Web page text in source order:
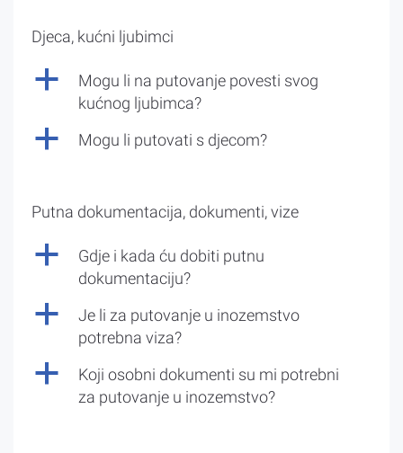
Djeca, kućni ljubimci
a
Mogu li na putovanje povesti svog
kućnog ljubimca?
a Mogu li putovati s djecom?
Putna dokumentacija, dokumenti, vize
a
Gdje i kada ću dobiti putnu
dokumentaciju?
a
Je li za putovanje u inozemstvo
potrebna viza?
a
Koji osobni dokumenti su mi potrebni
za putovanje u inozemstvo?